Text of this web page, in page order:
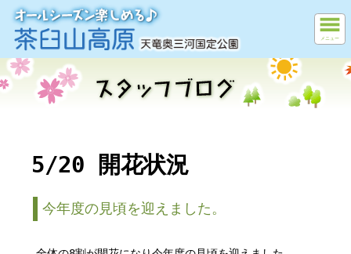
メニュー
5/20 開花状況
今年度の見頃を迎えました。